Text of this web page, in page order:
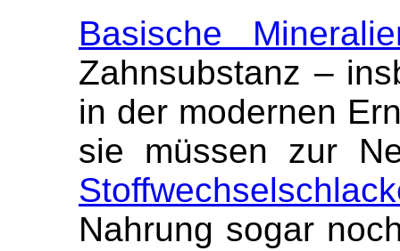
Basische
Zahnsubstanz –
in der modernen
sie müssen zur
Nahrung sogar